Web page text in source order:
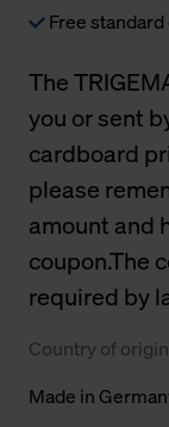
Free
The
you or sent
cardboard
please
amount and
coupon.The
required by
Country of origin
Made in